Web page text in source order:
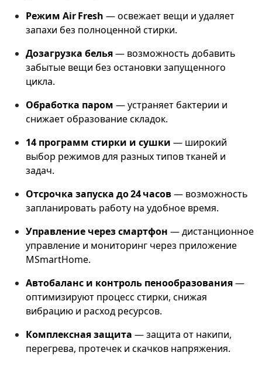
Режим Air Fresh — освежает вещи и удаляет
запахи без полноценной стирки.
Дозагрузка белья— возможность добавить
забытые вещи без остановки запущенного
цикла.
Обработка паром — устраняет бактерии и
снижает образование складок.
14 программ стирки и сушки — широкий
выбор режимов для разных типов тканей и
задач.
Отсрочка запуска до 24 часов— возможность
запланировать работу на удобное время.
Управление через смартфон — дистанционное
управление и мониторинг через приложение
MSmartHome.
Автобаланс и контроль пенообразования—
оптимизируют процесс стирки, снижая
вибрацию и расход ресурсов.
Комплексная защита — защита от накипи,
перегрева, протечек и скачков напряжения.